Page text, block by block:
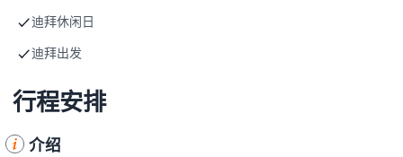
迪拜休闲日
迪拜出发
行程安排
介绍